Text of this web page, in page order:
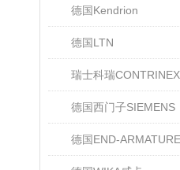
德国Kendrion
德国LTN
瑞士科瑞CONTRINEX
德国西门子SIEMENS
德国END-